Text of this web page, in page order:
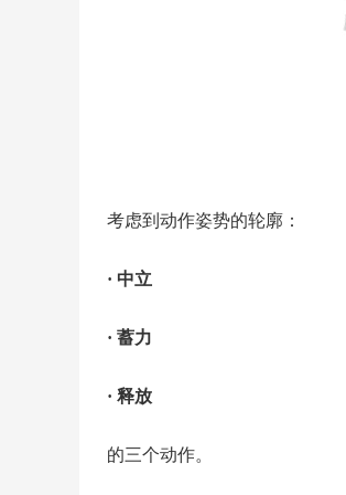
考虑到动作姿势的轮廓：
· 中立
· 蓄力
· 释放
的三个动作。